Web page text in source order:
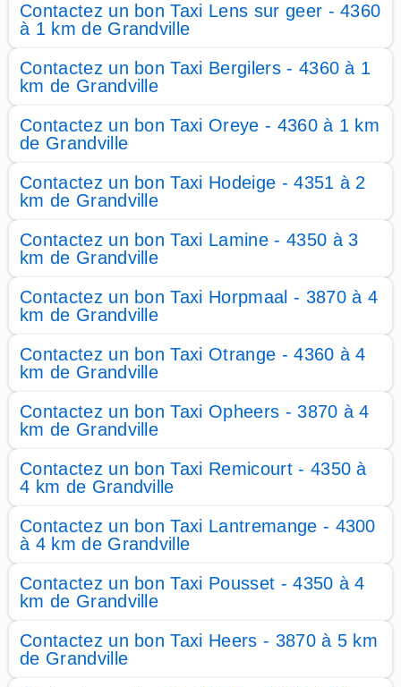
Contactez un bon Taxi Lens sur geer - 4360
à 1 km de Grandville
Contactez un bon Taxi Bergilers - 4360 à 1
km de Grandville
Contactez un bon Taxi Oreye - 4360 à 1 km
de Grandville
Contactez un bon Taxi Hodeige - 4351 à 2
km de Grandville
Contactez un bon Taxi Lamine - 4350 à 3
km de Grandville
Contactez un bon Taxi Horpmaal - 3870 à 4
km de Grandville
Contactez un bon Taxi Otrange - 4360 à 4
km de Grandville
Contactez un bon Taxi Opheers - 3870 à 4
km de Grandville
Contactez un bon Taxi Remicourt - 4350 à
4 km de Grandville
Contactez un bon Taxi Lantremange - 4300
à 4 km de Grandville
Contactez un bon Taxi Pousset - 4350 à 4
km de Grandville
Contactez un bon Taxi Heers - 3870 à 5 km
de Grandville